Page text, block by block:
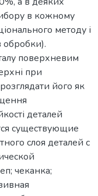
в кожному
методу і
обробки).
поверхневим
при
його як
деталей
существующие
слоя деталей с
чеканка;